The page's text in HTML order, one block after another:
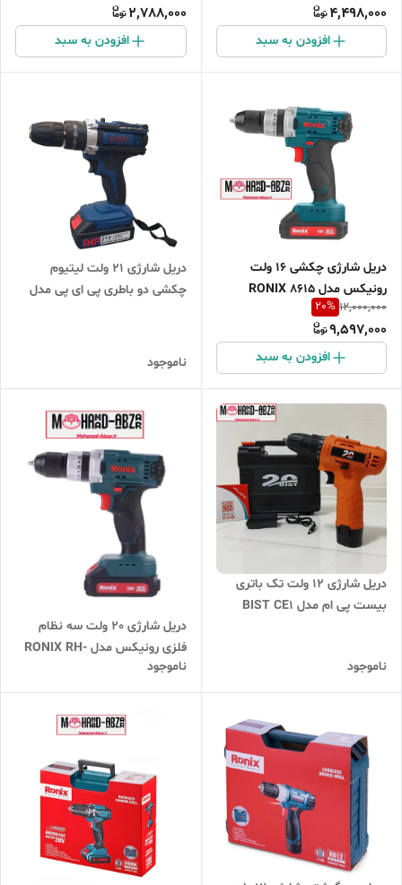
4,498,000
افزودن به سبد
2,788,000
افزودن به سبد
دریل شارژی چکشی 16 ولت
رونیکس مدل 8615 RONIX
12,000,000
20%
9,597,000
افزودن به سبد
دریل شارژی 21 ولت لیتیوم
چکشی دو باطری پی ای پی مدل
ناموجود
دریل شارژی ۱۲ ولت تک باتری
بیست پی ام مدل BIST CE1
ناموجود
دریل شارژی 20 ولت سه نظام
فلزی رونیکس مدل RONIX RH-
8620
ناموجود